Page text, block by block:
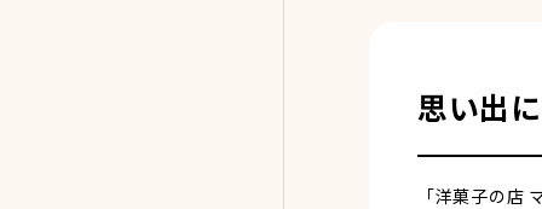
思い出
「洋菓子の店